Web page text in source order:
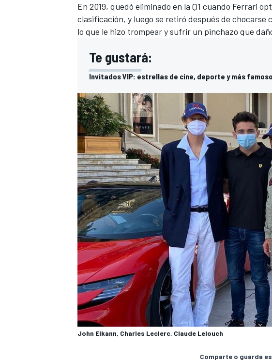
MÁS CATEGORÍAS
En 2019, quedó eliminado en la Q1 cuando Ferrari
clasificación, y luego se retiró después de chocarse
lo que le hizo trompear y sufrir un pinchazo que
Te gustará:
Invitados VIP: estrellas de cine, deporte y más
John Elkann, Charles Leclerc, Claude Lelouch
Comparte o guarda